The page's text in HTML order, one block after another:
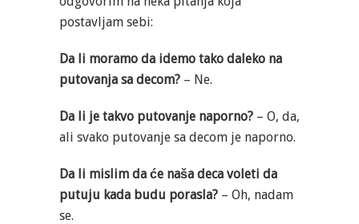
postavljam sebi:
Da li moramo da idemo tako daleko na
putovanja sa decom? – Ne.
Da li je takvo putovanje naporno? – O, da,
ali svako putovanje sa decom je naporno.
Da li mislim da će naša deca voleti da
putuju kada budu porasla? – Oh, nadam
se.